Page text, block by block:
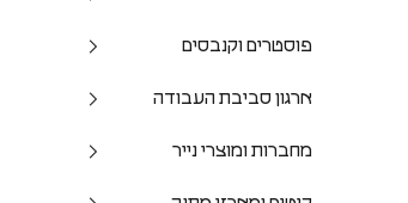
פוסטרים וקנבסים
ארגון סביבת העבודה
מחברות ומוצרי נייר